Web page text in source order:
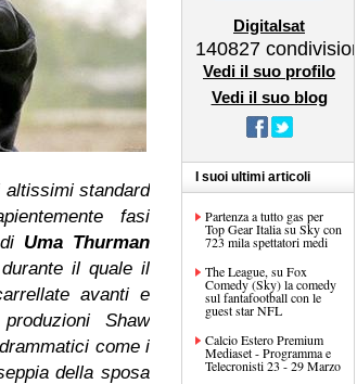
standard
fasi
Uma Thurman
il quale il
avanti e
Shaw
come i
della sposa
Digitalsat
140827 condivisioni
Vedi il suo profilo
Vedi il suo blog
I suoi ultimi articoli
Partenza a tutto gas per
Top Gear Italia su Sky con
723 mila spettatori medi
The League, su Fox
Comedy (Sky) la comedy
sul fantafootball con le
guest star NFL
Calcio Estero Premium
Mediaset - Programma e
Telecronisti 23 - 29 Marzo